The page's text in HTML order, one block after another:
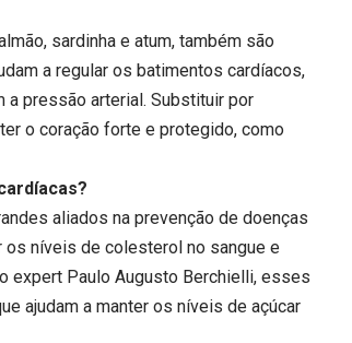
sardinha e atum, também são
a regular os batimentos cardíacos,
pressão arterial. Substituir por
o coração forte e protegido, como
aliados na prevenção de doenças
os níveis de colesterol no sangue e
expert Paulo Augusto Berchielli, esses
ajudam a manter os níveis de açúcar